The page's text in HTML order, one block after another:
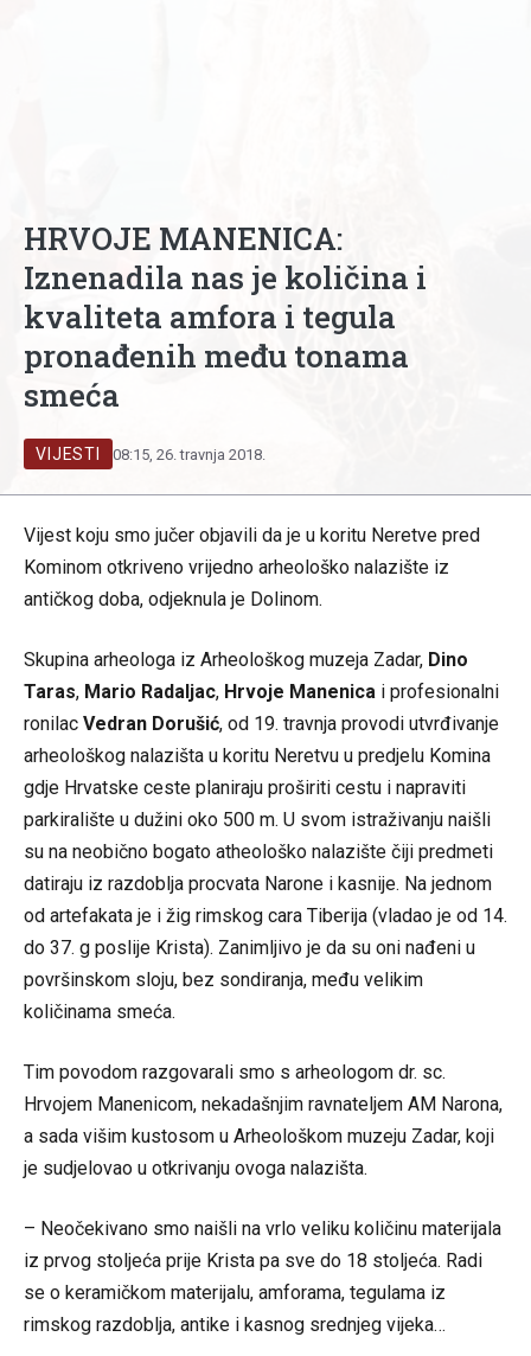
HRVOJE MANENICA:
Iznenadila nas je količina i
kvaliteta amfora i tegula
pronađenih među tonama
smeća
VIJESTI 08:15, 26. travnja 2018.
Vijest koju smo jučer objavili da je u koritu Neretve pred
Kominom otkriveno vrijedno arheološko nalazište iz
antičkog doba, odjeknula je Dolinom.
Skupina arheologa iz Arheološkog muzeja Zadar, Dino
Taras, Mario Radaljac, Hrvoje Manenica i profesionalni
ronilac Vedran Dorušić, od 19. travnja provodi utvrđivanje
arheološkog nalazišta u koritu Neretvu u predjelu Komina
gdje Hrvatske ceste planiraju proširiti cestu i napraviti
parkiralište u dužini oko 500 m. U svom istraživanju naišli
su na neobično bogato atheološko nalazište čiji predmeti
datiraju iz razdoblja procvata Narone i kasnije. Na jednom
od artefakata je i žig rimskog cara Tiberija (vladao je od 14.
do 37. g poslije Krista). Zanimljivo je da su oni nađeni u
površinskom sloju, bez sondiranja, među velikim
količinama smeća.
Tim povodom razgovarali smo s arheologom dr. sc.
Hrvojem Manenicom, nekadašnjim ravnateljem AM Narona,
a sada višim kustosom u Arheološkom muzeju Zadar, koji
je sudjelovao u otkrivanju ovoga nalazišta.
– Neočekivano smo naišli na vrlo veliku količinu materijala
iz prvog stoljeća prije Krista pa sve do 18 stoljeća. Radi
se o keramičkom materijalu, amforama, tegulama iz
rimskog razdoblja, antike i kasnog srednjeg vijeka…